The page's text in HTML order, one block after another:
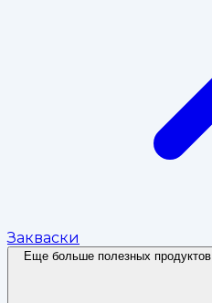
Закваски
Еще больше полезных продуктов